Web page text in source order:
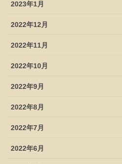
2023年1月
2022年12月
2022年11月
2022年10月
2022年9月
2022年8月
2022年7月
2022年6月